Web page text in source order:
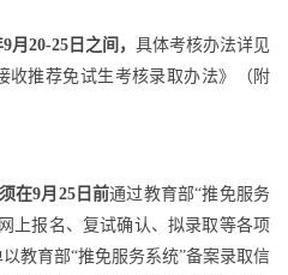
9月 20-25 日之间， 具体考核办法详见
收推荐免试生考核录取办法》（附
在9月 25日前通过教育部“推免服务
上报名、复试确认、拟录取等各项
教育部“推免服务系统”备案录取信